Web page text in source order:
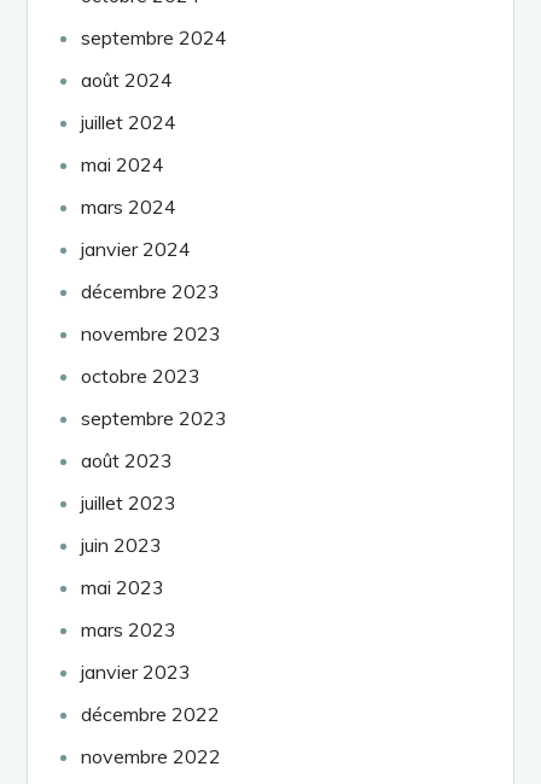
septembre 2024
août 2024
juillet 2024
mai 2024
mars 2024
janvier 2024
décembre 2023
novembre 2023
octobre 2023
septembre 2023
août 2023
juillet 2023
juin 2023
mai 2023
mars 2023
janvier 2023
décembre 2022
novembre 2022